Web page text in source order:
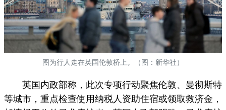
图为行人走在英国伦敦桥上。（图：新华社）
英国内政部称，此次专项行动聚焦伦敦、曼彻斯特
等城市，重点检查使用纳税人资助住宿或领取救济金，